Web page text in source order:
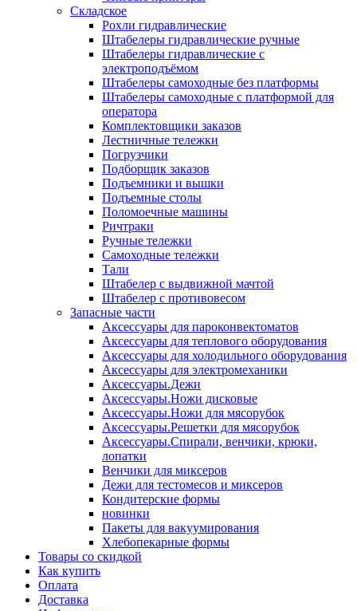
Складское
Рохли гидравлические
Штабелеры гидравлические ручные
Штабелеры гидравлические с
электроподъёмом
Штабелеры самоходные без платформы
Штабелеры самоходные с платформой для
оператора
Комплектовщики заказов
Лестничные тележки
Погрузчики
Подборщик заказов
Подъемники и вышки
Подъемные столы
Поломоечные машины
Ричтраки
Ручные тележки
Самоходные тележки
Тали
Штабелер с выдвижной мачтой
Штабелер с противовесом
Запасные части
Аксессуары для пароконвектоматов
Аксессуары для теплового оборудования
Аксессуары для холодильного оборудования
Аксессуары для электромеханики
Аксессуары.Дежи
Аксессуары.Ножи дисковые
Аксессуары.Ножи для мясорубок
Аксессуары.Решетки для мясорубок
Аксессуары.Спирали, венчики, крюки,
лопатки
Венчики для миксеров
Дежи для тестомесов и миксеров
Кондитерские формы
новинки
Пакеты для вакуумирования
Хлебопекарные формы
Товары со скидкой
Как купить
Оплата
Доставка